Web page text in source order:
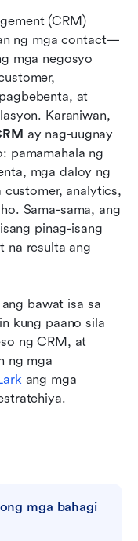
(CRM)
ng mga contact—
mga negosyo
at
Karaniwan,
ay nag-uugnay
pamamahala ng
mga daloy ng
analytics,
Sama-sama, ang
pinag-isang
na resulta ang
bawat isa sa
kung paano sila
ng CRM, at
ng mga
ang mga
mga bahagi
dapat iwasan